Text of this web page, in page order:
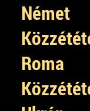
Német
Roma